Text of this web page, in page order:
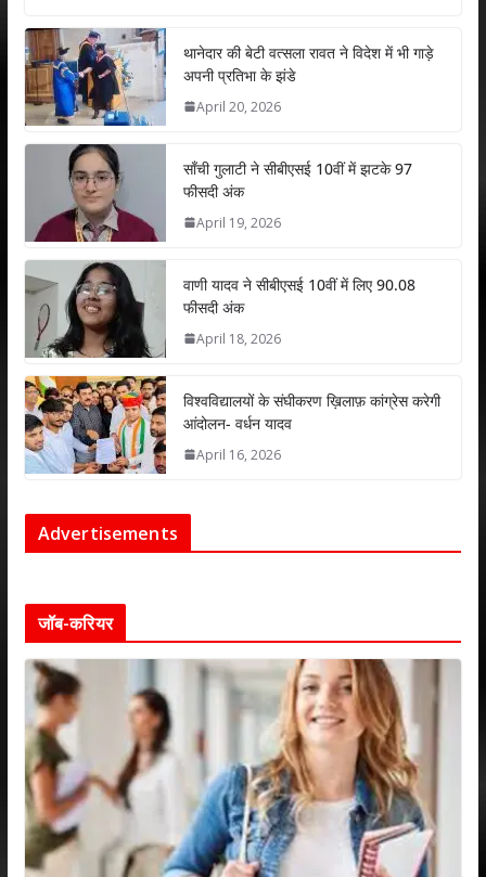
at
s
A
p
p
e
b
o
o
er e
dI
l e
थानेदार की बेटी वत्सला रावत ने विदेश में भी गाड़े
अपनी प्रतिभा के झंडे
April 20, 2026
साँची गुलाटी ने सीबीएसई 10वीं में झटके 97
फीसदी अंक
April 19, 2026
वाणी यादव ने सीबीएसई 10वीं में लिए 90.08
फीसदी अंक
April 18, 2026
विश्वविद्यालयों के संघीकरण ख़िलाफ़ कांग्रेस करेगी
आंदोलन- वर्धन यादव
April 16, 2026
Advertisements
जॉब-करियर